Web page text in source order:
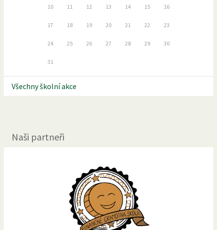
10 11 12 13 14 15 16
17 18 19 20 21 22 23
24 25 26 27 28 29 30
31
Všechny školní akce
Naši partneři